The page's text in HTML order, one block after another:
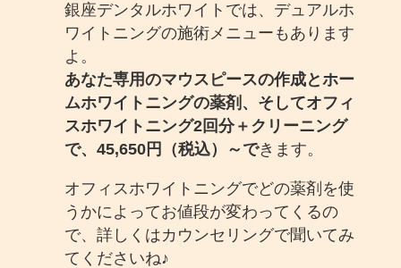
銀座デンタルホワイトでは、デュアルホ
ワイトニングの施術メニューもあります
よ。
あなた専用のマウスピースの作成とホー
ムホワイトニングの薬剤、そしてオフィ
スホワイトニング2回分＋クリーニング
で、45,650円（税込）～できます。
オフィスホワイトニングでどの薬剤を使
うかによってお値段が変わってくるの
で、詳しくはカウンセリングで聞いてみ
てくださいね♪